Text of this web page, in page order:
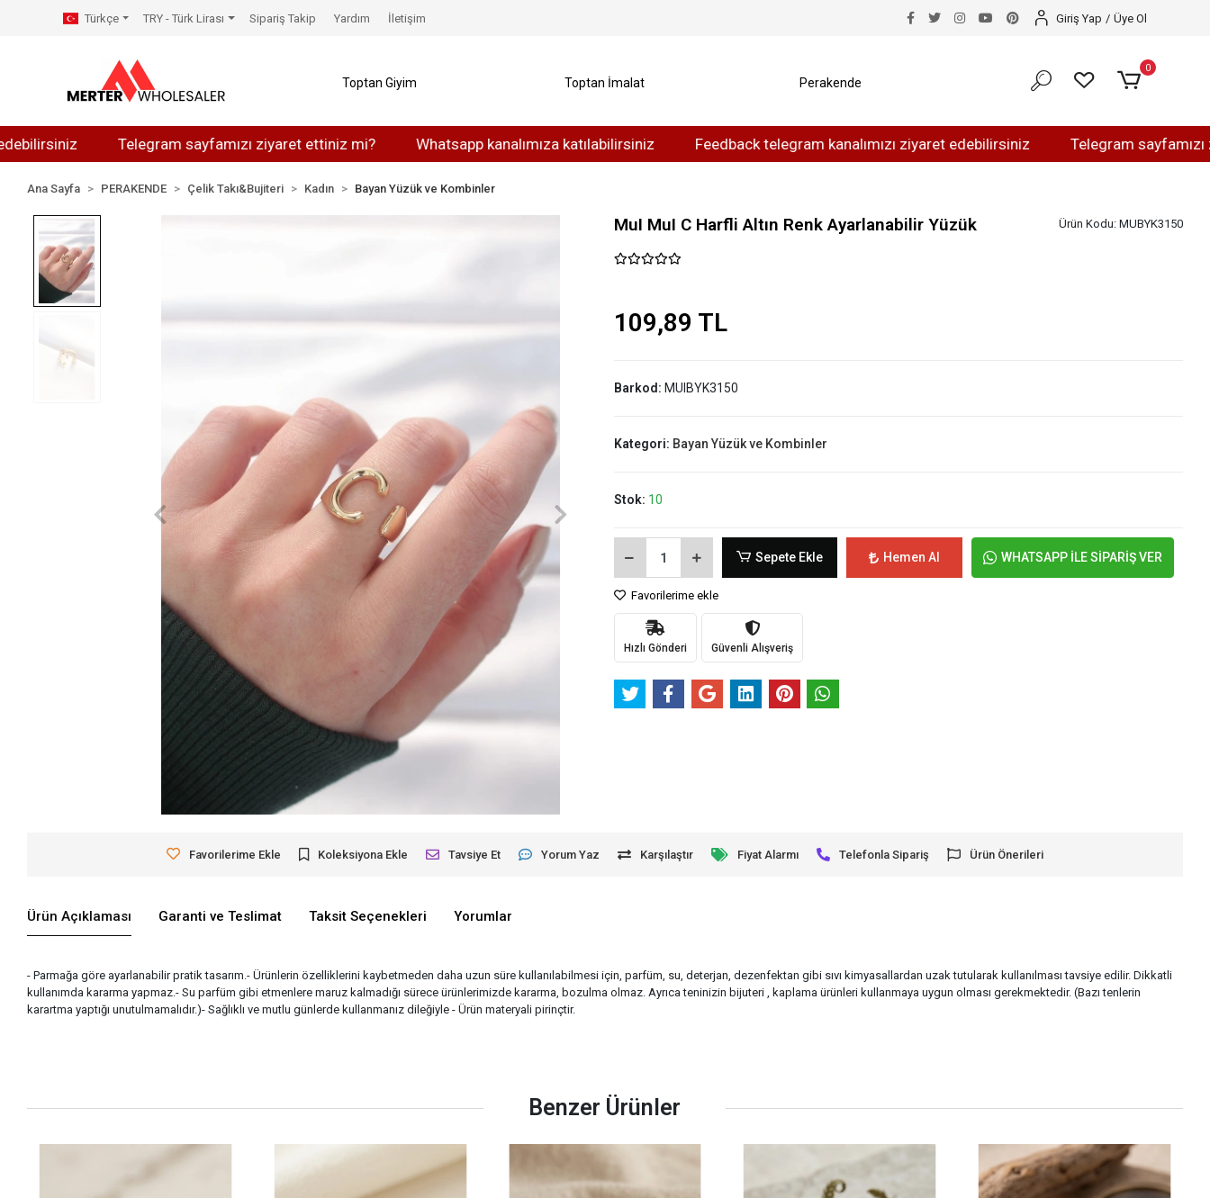
Telegram sayfamızı ziyaret ettiniz mi? Whatsapp kanalımıza katılabilirsiniz Feedback telegram kanalımızı ziyaret edebilirsiniz Telegram sayfamızı
Türkçe TRY - Türk Lirası Sipariş Takip Yardım İletişim Giriş Yap / Üye Ol
Toptan Giyim Toptan İmalat Perakende
0
Ana Sayfa PERAKENDE Çelik Takı&Bujiteri Kadın Bayan Yüzük ve Kombinler
MuI MuI C Harfli Altın Renk Ayarlanabilir Yüzük Ürün Kodu: MUBYK3150
109,89 TL
Barkod: MUIBYK3150
Kategori: Bayan Yüzük ve Kombinler
Stok: 10
Sepete Ekle Hemen Al WHATSAPP İLE SİPARİŞ VER
Favorilerime ekle
Hızlı Gönderi Güvenli Alışveriş
Favorilerime Ekle Koleksiyona Ekle Tavsiye Et Yorum Yaz Karşılaştır Fiyat Alarmı Telefonla Sipariş Ürün Önerileri
Ürün Açıklaması Garanti ve Teslimat Taksit Seçenekleri Yorumlar
- Parmağa göre ayarlanabilir pratik tasarım.- Ürünlerin özelliklerini kaybetmeden daha uzun süre kullanılabilmesi için, parfüm, su, deterjan, dezenfektan gibi sıvı kimyasallardan uzak tutularak kullanılması tavsiye edilir. Dikkatli
kullanımda kararma yapmaz.- Su parfüm gibi etmenlere maruz kalmadığı sürece ürünlerimizde kararma, bozulma olmaz. Ayrıca teninizin bijuteri , kaplama ürünleri kullanmaya uygun olması gerekmektedir. (Bazı tenlerin
karartma yaptığı unutulmamalıdır.)- Sağlıklı ve mutlu günlerde kullanmanız dileğiyle - Ürün materyali pirinçtir.
Benzer Ürünler